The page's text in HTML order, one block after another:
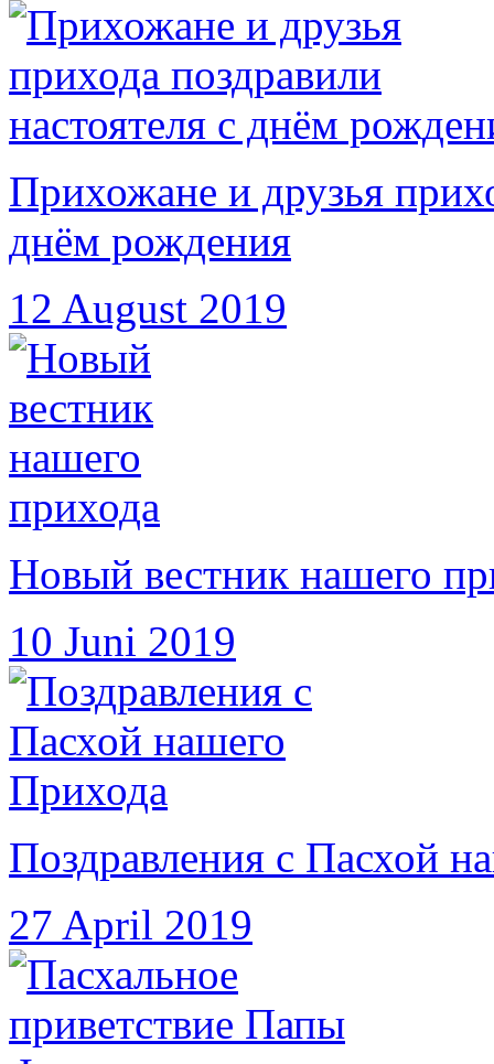
Прихожане и друзья
днём рождения
12 August 2019
Новый вестник нашего
10 Juni 2019
Поздравления с Пасхой
27 April 2019